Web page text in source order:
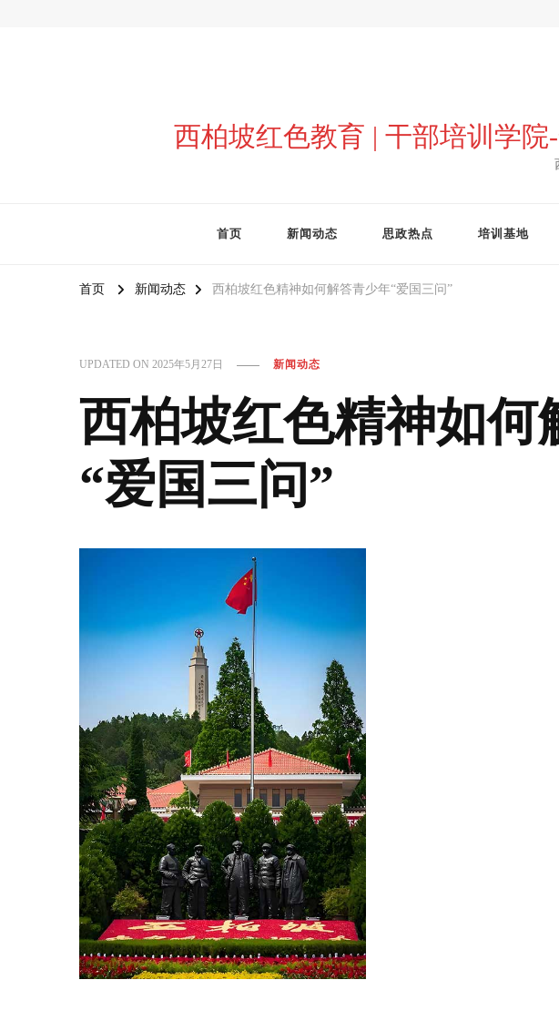
西柏坡红色教育 | 干部培训学
首页 新闻动态 思政热点 培训基地
首页 新闻动态 西柏坡红色精神如何解答青少年“爱国三问”
UPDATED ON 2025年5月27日 新闻动态
西柏坡红色精神如何
“爱国三问”